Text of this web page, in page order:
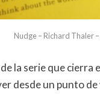
Nudge – Richard Thaler
la serie que cierra
desde un punto